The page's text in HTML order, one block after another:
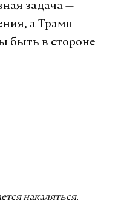
году огонь
главы 160
британский
в
задача —
а Трамп
быть в стороне
накаляться,